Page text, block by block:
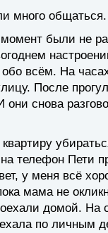
много общаться.
были не
всём. На
После
снова
телефон Пети
у меня всё
мама не
домой.
по личным